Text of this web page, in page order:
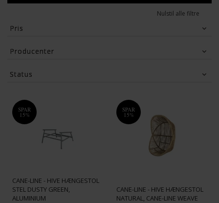
Nulstil alle filtre
Pris
Producenter
Lexpo Living
Status
SPAR
15%
CANE-LINE - HIVE HÆNGESTOL
STEL DUSTY GREEN,
ALUMINIUM
SPAR
15%
CANE-LINE - HIVE HÆNGESTOL
NATURAL, CANE-LINE WEAVE